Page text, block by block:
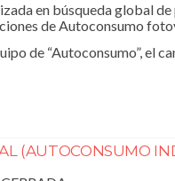
en búsqueda global
de Autoconsumo
de “Autoconsumo”, el
(AUTOCONSUMO